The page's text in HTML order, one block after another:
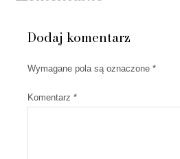
Dodaj komentarz
Wymagane pola są oznaczone *
Komentarz *